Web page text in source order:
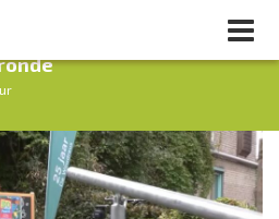
1 van 0 Volgend uur